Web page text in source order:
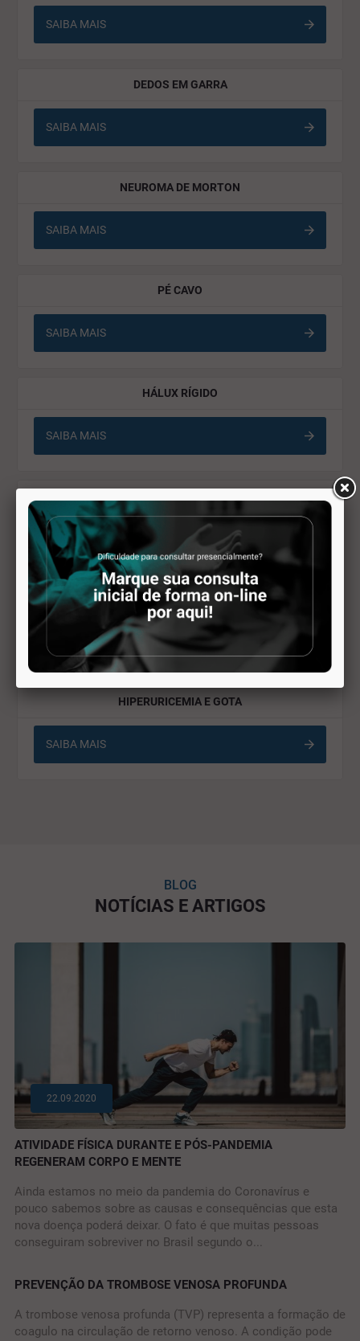
SAIBA MAIS
DEDOS EM GARRA
SAIBA MAIS
NEUROMA DE MORTON
SAIBA MAIS
PÉ CAVO
SAIBA MAIS
HÁLUX RÍGIDO
SAIBA MAIS
SAIBA MAIS
DEFORMIDADE DEDOS MENORES
SAIBA MAIS
HIPERURICEMIA E GOTA
SAIBA MAIS
BLOG
NOTÍCIAS E ARTIGOS
22.09.2020
ATIVIDADE FÍSICA DURANTE E PÓS-PANDEMIA
REGENERAM CORPO E MENTE
Ainda estamos no meio da pandemia do Coronavírus e
pouco sabemos sobre as causas e consequências que esta
nova doença poderá deixar. O fato é que muitas pessoas
conseguiram sobreviver no Brasil segundo o...
PREVENÇÃO DA TROMBOSE VENOSA PROFUNDA
A trombose venosa profunda (TVP) representa a formação de
coagulo na circulação de retorno venoso. A condição pode